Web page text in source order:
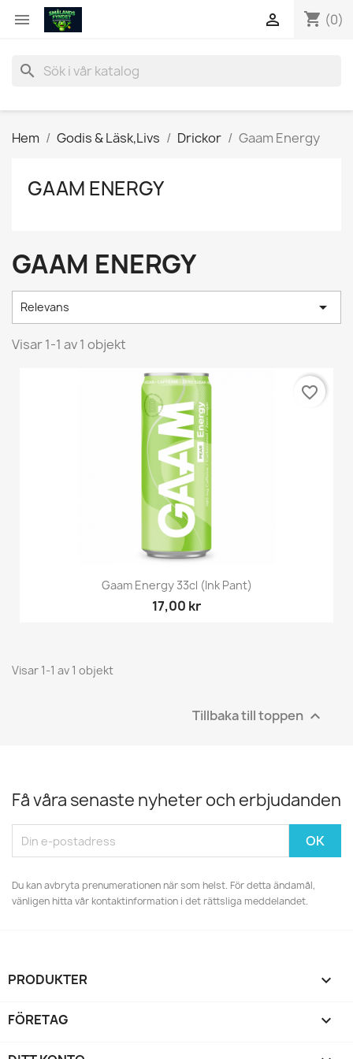
 shopping_cart (0)

search
Hem Godis & Läsk,Livs Drickor Gaam Energy
GAAM ENERGY
GAAM ENERGY
Relevans 
Visar 1-1 av 1 objekt
Gaam Energy 33cl (Ink Pant)
17,00 kr
favorite_border
Visar 1-1 av 1 objekt
Tillbaka till toppen 
Få våra senaste nyheter och erbjudanden
Du kan avbryta prenumerationen när som helst. För detta ändamål,
vänligen hitta vår kontaktinformation i det rättsliga meddelandet.
PRODUKTER 
FÖRETAG 